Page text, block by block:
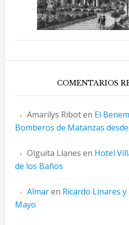
COMENTARIOS
Amarilys Riboten El
Bomberos de Matanzas desde
Olguita Llanes en Hotel
de los Baños
Almaren Ricardo Linares
Mayo